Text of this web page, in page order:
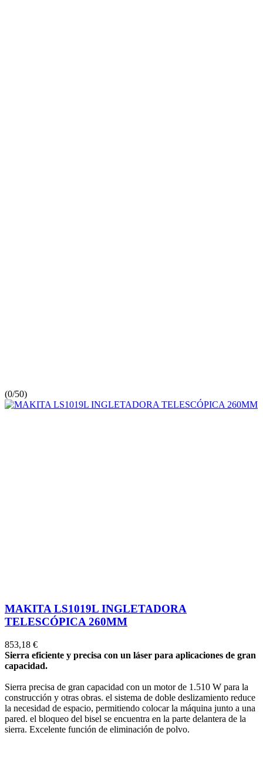
(0/50)
MAKITA LS1019L INGLETADORA
TELESCÓPICA 260MM
853,18 €
Sierra eficiente y precisa con un láser para aplicaciones de gran
capacidad.
Sierra precisa de gran capacidad con un motor de 1.510 W para la
construcción y otras obras. el sistema de doble deslizamiento reduce
la necesidad de espacio, permitiendo colocar la máquina junto a una
pared. el bloqueo del bisel se encuentra en la parte delantera de la
sierra. Excelente función de eliminación de polvo.